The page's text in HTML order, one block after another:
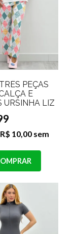
PEÇAS
E
URSINHA LIZ
10,00 sem